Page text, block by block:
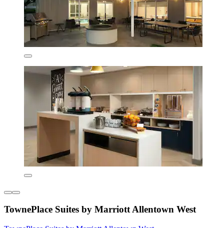
TownePlace Suites by Marriott Allentown West